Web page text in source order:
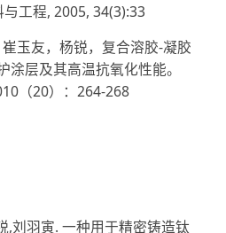
工程, 2005, 34(3):33
崔玉友，杨锐，复合溶胶-凝胶
涂层及其高温抗氧化性能。
（20）： 264-268
,刘羽寅. 一种用于精密铸造钛